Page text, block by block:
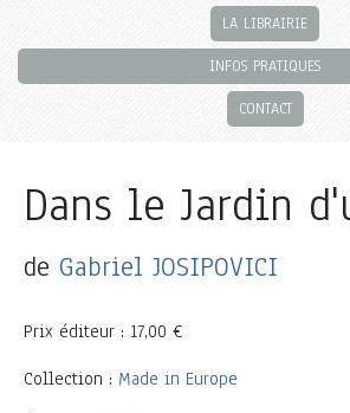
LA LIBRAIRIE
INFOS PRATIQUES
CONTACT
Dans le Jardin
de Gabriel JOSIPOVICI
Prix éditeur : 17,00 €
Collection : Made in Europe